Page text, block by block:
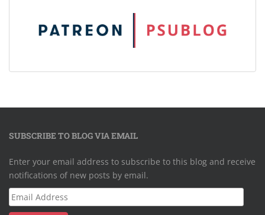
SUBSCRIBE TO BLOG VIA EMAIL
Enter your email address to subscribe to this blog and receive
notifications of new posts by email.
Email
Address